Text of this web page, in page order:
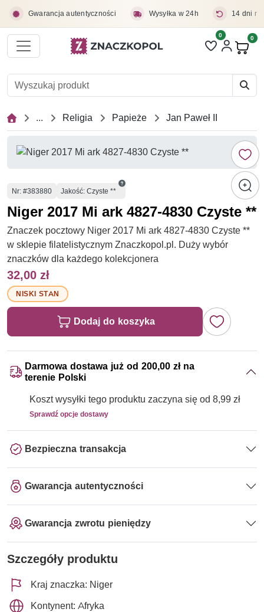
Gwarancja autentyczności Wysyłka w 24h 14 dni
Liczba pozycji
0 0
... Religia Papieże Jan Paweł II
Numer
Nr: #383880 Jakość: Czyste **
Niger 2017 Mi ark 4827-4830 Czyste **
Znaczek pocztowy Niger 2017 Mi ark 4827-4830 Czyste **
w sklepie filatelistycznym Znaczkopol.pl. Duży wybór
znaczków dla każdego kolekcjonera
32,00 zł
NISKI STAN
Dodaj do koszyka
Darmowa dostawa już od 200,00 zł na
terenie Polski
Koszt wysyłki tego produktu zaczyna się od 8,99 zł
Sprawdź opcje dostawy
Bezpieczna transakcja
Gwarancja autentyczności
Gwarancja zwrotu pieniędzy
Szczegóły produktu
Kraj znaczka: Niger
Kontynent: Afryka